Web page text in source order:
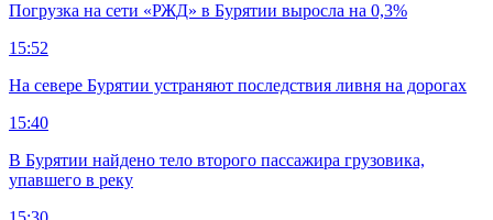
Погрузка на сети «РЖД» в Бурятии выросла на 0,3%
15:52
На севере Бурятии устраняют последствия ливня на дорогах
15:40
В Бурятии найдено тело второго пассажира грузовика,
упавшего в реку